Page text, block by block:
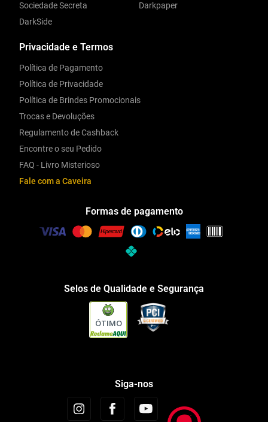
Privacidade e Termos
Política de Pagamento
Política de Privacidade
Política de Brindes Promocionais
Trocas e Devoluções
Regulamento de Cashback
Encontre o seu Pedido
FAQ - Livro Misterioso
Fale com a Caveira
Sociedade Secreta
DarkSide
Darkpaper
Formas de pagamento
Selos de Qualidade e Segurança
ÓTIMO
Siga-nos